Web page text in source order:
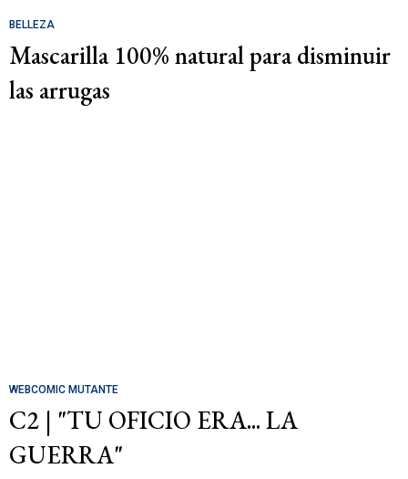
BELLEZA
Mascarilla 100% natural para disminuir
las arrugas
WEBCOMIC MUTANTE
C2 | "TU OFICIO ERA... LA
GUERRA"